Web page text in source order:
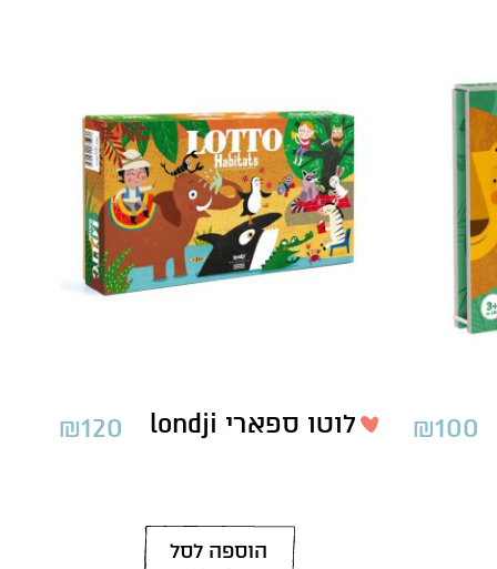
₪100 לוטו ספארי londji ₪120
הוספה לסל